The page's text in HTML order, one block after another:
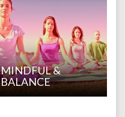
MINDFUL &
BALANCE